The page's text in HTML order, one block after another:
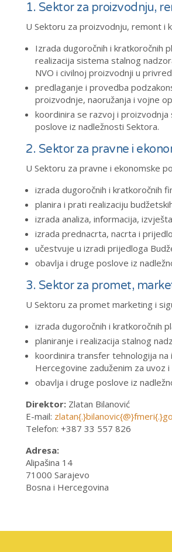
1. Sektor za proizvodnju,
U Sektoru za proizvodnju, remont i
Izrada dugoročnih i kratkoročnih
realizacija sistema stalnog
NVO i civilnoj proizvodnji u
predlaganje i provedba
proizvodnje, naoružanja i vojne
koordinira se razvoj i proizvodnja
poslove iz nadležnosti Sektora.
2. Sektor za pravne i
U Sektoru za pravne i ekonomske
izrada dugoročnih i kratkoročnih
planira i prati realizaciju
izrada analiza, informacija,
izrada prednacrta, nacrta i
učestvuje u izradi prijedloga
obavlja i druge poslove iz
3. Sektor za promet,
U Sektoru za promet marketing i
izrada dugoročnih i kratkoročnih
planiranje i realizacija stalnog
koordinira transfer tehnologija
Hercegovine zaduženim za uvoz i
obavlja i druge poslove iz
Direktor: Zlatan Bilanović
E-mail: zlatan{.}bilanovic{@}fmeri{.}
Telefon: +387 33 557 826
Adresa:
Alipašina 14
71000 Sarajevo
Bosna i Hercegovina